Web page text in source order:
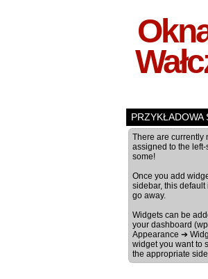
PRZYKŁADOWA
There are currently
assigned to the
some!
Once you add
sidebar, this default
go away.
Widgets can be
your dashboard
Appearance ➔
widget you want to
the appropriate